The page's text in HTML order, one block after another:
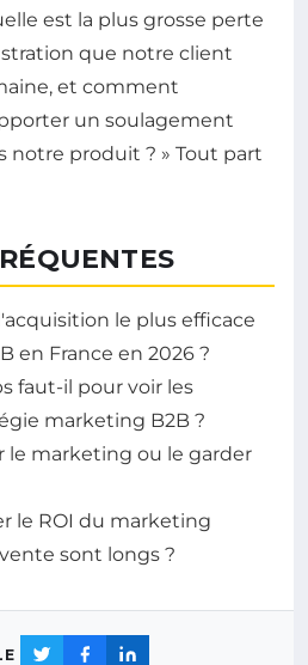
est la plus grosse perte
que notre client
et comment
un soulagement
notre produit ? » Tout part
le plus efficace
en France en 2026 ?
faut-il pour voir les
marketing B2B ?
le marketing ou le garder
le ROI du marketing
sont longs ?